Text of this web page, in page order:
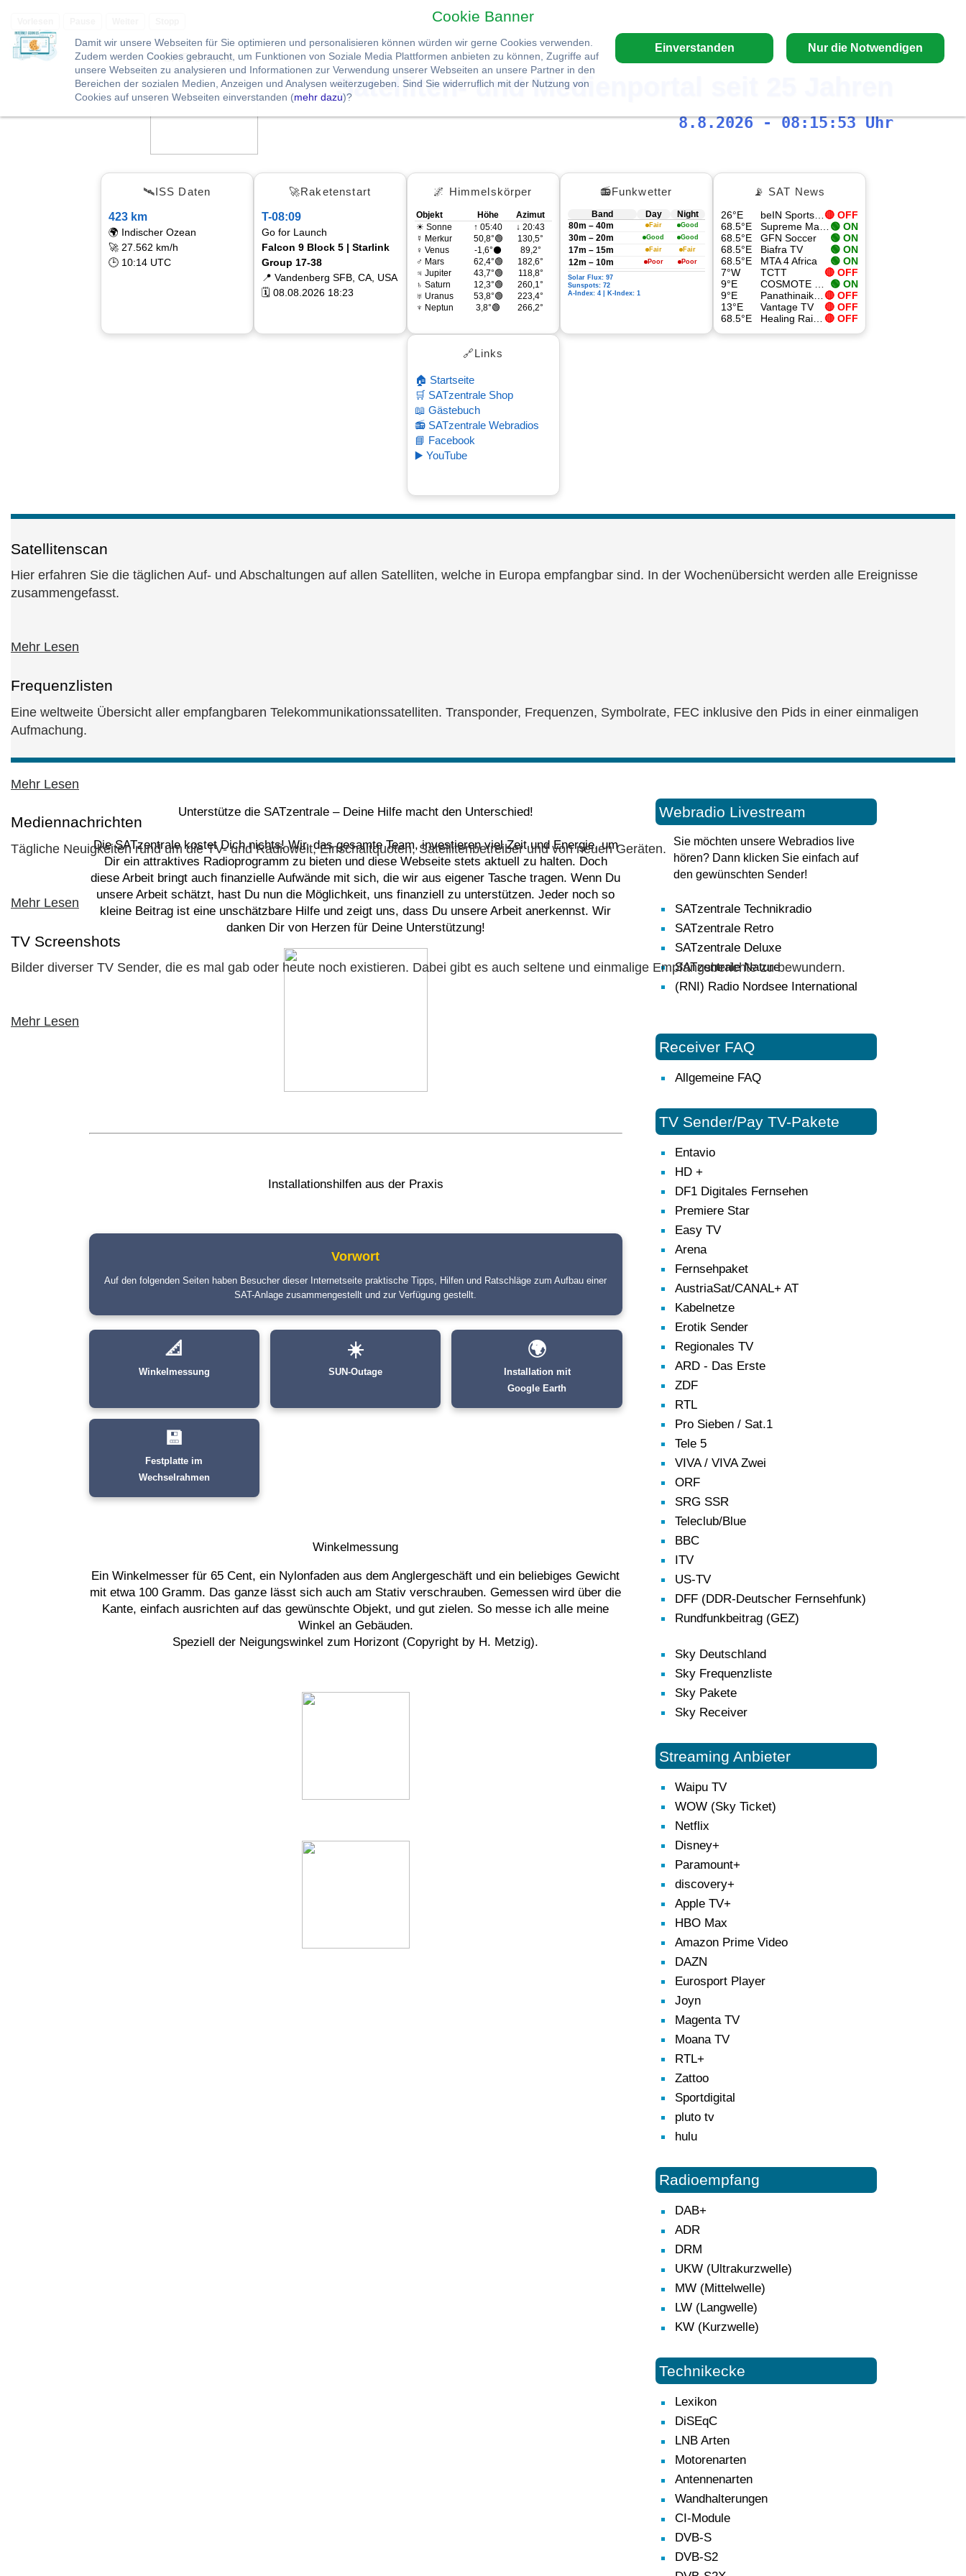
Cookie Banner
Damit wir unsere Webseiten für Sie optimieren und personalisieren können würden wir gerne Cookies verwenden.
Zudem werden Cookies gebraucht, um Funktionen von Soziale Media Plattformen anbieten zu können, Zugriffe auf
unsere Webseiten zu analysieren und Informationen zur Verwendung unserer Webseiten an unsere Partner in den
Bereichen der sozialen Medien, Anzeigen und Analysen weiterzugeben. Sind Sie widerruflich mit der Nutzung von
Cookies auf unseren Webseiten einverstanden (mehr dazu)?
Einverstanden Nur die Notwendigen
Satelliten- und Medienportal seit 25 Jahren
8.8.2026 - 08:15:54 Uhr
🛰ISS Daten
423 km
🌍 Indischer Ozean
🚀 27.562 km/h
🕒 10:14 UTC
🚀Raketenstart
T-08:09
Go for Launch
Falcon 9 Block 5 | Starlink
Group 17-38
📍 Vandenberg SFB, CA, USA
🗓 08.08.2026 18:23
🌌 Himmelskörper
Objekt Höhe
Azimut
☀ Sonne
↑ 05:40
↓ 20:43
☿ Merkur
50,8°🟢
130,5°
♀ Venus
-1,6°⚫
89,2°
♂ Mars
62,4°🟢
182,6°
♃ Jupiter
43,7°🟢
118,8°
♄ Saturn
12,3°🟢
260,1°
♅ Uranus
53,8°🟢
223,4°
♆ Neptun
3,8°🟢 266,2°
📻Funkwetter
Band Day
Night
80m – 40m
Fair Good
30m – 20m Good Good
17m – 15m Fair Fair
12m – 10m Poor Poor
Solar Flux: 97
Sunspots: 72
A-Index: 4 | K-Index: 1
📡 SAT News
26°E beIN Sports 4K 🔴 OFF
68.5°E
🟢 ON
68.5°E
GFN Soccer
🟢 ON
68.5°E
Biafra TV
🟢 ON
68.5°E
MTA 4 Africa
🟢 ON
7°W
TCTT
🔴 OFF
9°E
🟢 ON
9°E
Panathinaikos SL Pass 🔴 OFF
13°E
Vantage TV
🔴 OFF
68.5°E
Healing Rain TV 🔴 OFF
🔗Links
🏠 Startseite
🛒 SATzentrale Shop
📖 Gästebuch
📻 SATzentrale Webradios
📘 Facebook
▶️ YouTube
Satellitenscan
Hier erfahren Sie die täglichen Auf- und Abschaltungen auf allen Satelliten, welche in Europa empfangbar sind. In der Wochenübersicht werden alle Ereignisse
zusammengefasst.
Mehr Lesen
Frequenzlisten
Eine weltweite Übersicht aller empfangbaren Telekommunikationssatelliten. Transponder, Frequenzen, Symbolrate, FEC inklusive den Pids in einer einmaligen
Aufmachung.
Mehr Lesen
Mediennachrichten
Tägliche Neuigkeiten rund um die TV- und Radiowelt, Einschaltquoten, Satellitenbetreiber und von neuen Geräten.
Mehr Lesen
TV Screenshots
Bilder diverser TV Sender, die es mal gab oder heute noch existieren. Dabei gibt es auch seltene und einmalige Empfangsberichte zu bewundern.
Mehr Lesen
Unterstütze die SATzentrale – Deine Hilfe macht den Unterschied!
Die SATzentrale kostet Dich nichts! Wir, das gesamte Team, investieren viel Zeit und Energie, um
Dir ein attraktives Radioprogramm zu bieten und diese Webseite stets aktuell zu halten. Doch
diese Arbeit bringt auch finanzielle Aufwände mit sich, die wir aus eigener Tasche tragen. Wenn Du
unsere Arbeit schätzt, hast Du nun die Möglichkeit, uns finanziell zu unterstützen. Jeder noch so
kleine Beitrag ist eine unschätzbare Hilfe und zeigt uns, dass Du unsere Arbeit anerkennst. Wir
danken Dir von Herzen für Deine Unterstützung!
Installationshilfen aus der Praxis
Vorwort
Auf den folgenden Seiten haben Besucher dieser Internetseite praktische Tipps, Hilfen und Ratschläge zum Aufbau einer
SAT-Anlage zusammengestellt und zur Verfügung gestellt.
📐
Winkelmessung
☀️
SUN-Outage
🌍
Installation mit
Google Earth
💾
Festplatte im
Wechselrahmen
Winkelmessung
Ein Winkelmesser für 65 Cent, ein Nylonfaden aus dem Anglergeschäft und ein beliebiges Gewicht
mit etwa 100 Gramm. Das ganze lässt sich auch am Stativ verschrauben. Gemessen wird über die
Kante, einfach ausrichten auf das gewünschte Objekt, und gut zielen. So messe ich alle meine
Winkel an Gebäuden.
Speziell der Neigungswinkel zum Horizont (Copyright by H. Metzig).
Webradio Livestream
Sie möchten unsere Webradios live
hören? Dann klicken Sie einfach auf
den gewünschten Sender!
SATzentrale Technikradio
SATzentrale Retro
SATzentrale Deluxe
SATzentrale Nature
(RNI) Radio Nordsee International
Receiver FAQ
Allgemeine FAQ
TV Sender/Pay TV-Pakete
Entavio
HD +
DF1 Digitales Fernsehen
Premiere Star
Easy TV
Arena
Fernsehpaket
AustriaSat/CANAL+ AT
Kabelnetze
Erotik Sender
Regionales TV
ARD - Das Erste
ZDF
RTL
Pro Sieben / Sat.1
Tele 5
VIVA / VIVA Zwei
ORF
SRG SSR
Teleclub/Blue
BBC
ITV
US-TV
DFF (DDR-Deutscher Fernsehfunk)
Rundfunkbeitrag (GEZ)
Sky Deutschland
Sky Frequenzliste
Sky Pakete
Sky Receiver
Streaming Anbieter
Waipu TV
WOW (Sky Ticket)
Netflix
Disney+
Paramount+
discovery+
Apple TV+
HBO Max
Amazon Prime Video
DAZN
Eurosport Player
Joyn
Magenta TV
Moana TV
RTL+
Zattoo
Sportdigital
pluto tv
hulu
Radioempfang
DAB+
ADR
DRM
UKW (Ultrakurzwelle)
MW (Mittelwelle)
LW (Langwelle)
KW (Kurzwelle)
Technikecke
Lexikon
DiSEqC
LNB Arten
Motorenarten
Antennenarten
Wandhalterungen
CI-Module
DVB-S
DVB-S2